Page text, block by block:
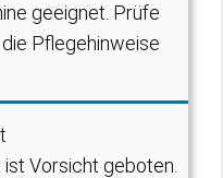
geeignet. Prüfe
Pflegehinweise
Vorsicht geboten.